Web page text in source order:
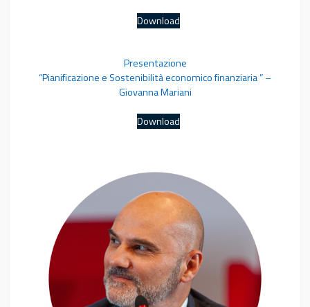
Download
Presentazione
“Pianificazione e Sostenibilità economico finanziaria ” –
Giovanna Mariani
Download